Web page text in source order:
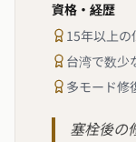
資格・経歴
15年以上の
台湾で数少
多モード修
塞栓後の